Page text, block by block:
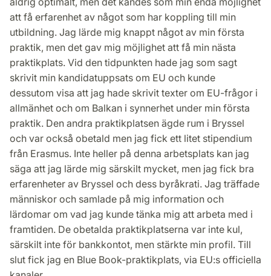
att få erfarenhet av något som har koppling till min
utbildning. Jag lärde mig knappt något av min första
praktik, men det gav mig möjlighet att få min nästa
praktikplats. Vid den tidpunkten hade jag som sagt
skrivit min kandidatuppsats om EU och kunde
dessutom visa att jag hade skrivit texter om EU-frågor i
allmänhet och om Balkan i synnerhet under min första
praktik. Den andra praktikplatsen ägde rum i Bryssel
och var också obetald men jag fick ett litet stipendium
från Erasmus. Inte heller på denna arbetsplats kan jag
säga att jag lärde mig särskilt mycket, men jag fick bra
erfarenheter av Bryssel och dess byråkrati. Jag träffade
människor och samlade på mig information och
lärdomar om vad jag kunde tänka mig att arbeta med i
framtiden. De obetalda praktikplatserna var inte kul,
särskilt inte för bankkontot, men stärkte min profil. Till
slut fick jag en Blue Book-praktikplats, via EU:s officiella